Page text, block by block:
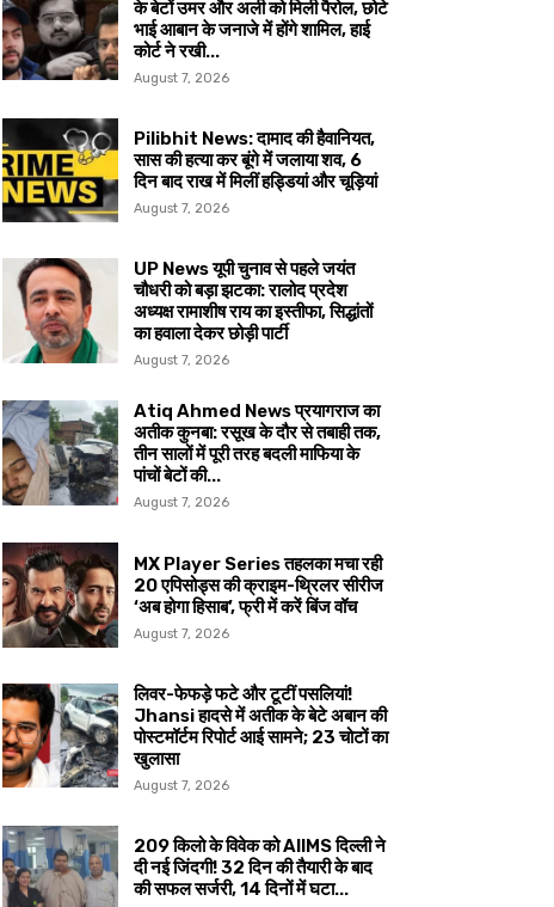
के बेटों उमर और अली को मिली पैरोल, छोटे
भाई आबान के जनाजे में होंगे शामिल, हाई
कोर्ट ने रखी...
August 7, 2026
Pilibhit News: दामाद की हैवानियत,
सास की हत्या कर बूंगे में जलाया शव, 6
दिन बाद राख में मिलीं हड्डियां और चूड़ियां
August 7, 2026
UP News यूपी चुनाव से पहले जयंत
चौधरी को बड़ा झटका: रालोद प्रदेश
अध्यक्ष रामाशीष राय का इस्तीफा, सिद्धांतों
का हवाला देकर छोड़ी पार्टी
August 7, 2026
Atiq Ahmed News प्रयागराज का
अतीक कुनबा: रसूख के दौर से तबाही तक,
तीन सालों में पूरी तरह बदली माफिया के
पांचों बेटों की...
August 7, 2026
MX Player Series तहलका मचा रही
20 एपिसोड्स की क्राइम-थ्रिलर सीरीज
‘अब होगा हिसाब’, फ्री में करें बिंज वॉच
August 7, 2026
लिवर-फेफड़े फटे और टूटीं पसलियां!
Jhansi हादसे में अतीक के बेटे अबान की
पोस्टमॉर्टम रिपोर्ट आई सामने; 23 चोटों का
खुलासा
August 7, 2026
209 किलो के विवेक को AIIMS दिल्ली ने
दी नई जिंदगी! 32 दिन की तैयारी के बाद
की सफल सर्जरी, 14 दिनों में घटा...